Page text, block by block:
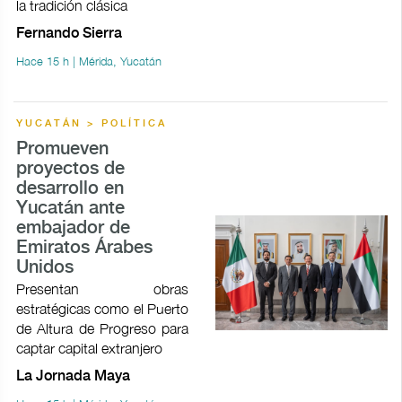
la tradición clásica
Fernando Sierra
Hace 15 h | Mérida, Yucatán
YUCATÁN > POLÍTICA
Promueven
proyectos de
desarrollo en
Yucatán ante
embajador de
Emiratos Árabes
Unidos
Presentan obras
estratégicas como el Puerto
de Altura de Progreso para
captar capital extranjero
La Jornada Maya